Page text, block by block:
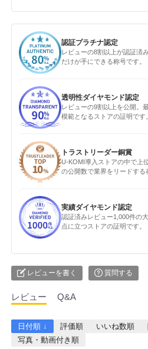
認証プラチナ認定
レビューの8割以上が認証済
だけが手にできる称号です。
透明性ダイヤモンド認定
レビューの9割以上を公開。
模範となるストアの証明です。
トラストリーダー銅賞
U-KOMI導入ストアの中で上
の公開数で業界をリードする
実績ダイヤモンド認定
認証済みレビュー1,000件の
点に立つストアの証明です。
レビューを書く 質問する
レビュー Q&A
日付順 ↓ 評価順 いいね数順
写真・動画付き順